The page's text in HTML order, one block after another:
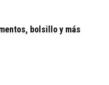
bolsillo y más